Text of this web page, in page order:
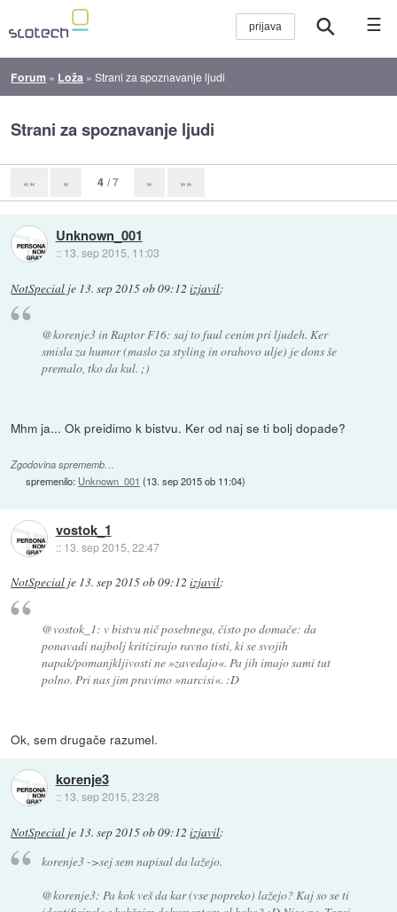
☰
Forum » Loža »Strani za spoznavanje ljudi
Strani za spoznavanje ljudi
«« « 4 / 7 » »»
Unknown_001
:: 13. sep 2015, 11:03
NotSpecial je 13. sep 2015 ob 09:12 izjavil:
@korenje3 in Raptor F16: saj to fuul cenim pri ljudeh. Ker
smisla za humor (maslo za styling in orahovo ulje) je dons še
premalo, tko da kul. ;)
Mhm ja... Ok preidimo k bistvu. Ker od naj se ti bolj dopade?
Zgodovina sprememb…
spremenilo: Unknown_001 (13. sep 2015 ob 11:04)
vostok_1
:: 13. sep 2015, 22:47
NotSpecial je 13. sep 2015 ob 09:12 izjavil:
@vostok_1: v bistvu nič posebnega, čisto po domače: da
ponavadi najbolj kritizirajo ravno tisti, ki se svojih
napak/pomanjkljivosti ne »zavedajo«. Pa jih imajo sami tut
polno. Pri nas jim pravimo »narcisi«. :D
Ok, sem drugače razumel.
korenje3
:: 13. sep 2015, 23:28
NotSpecial je 13. sep 2015 ob 09:12 izjavil:
korenje3 ->sej sem napisal da lažejo.
@korenje3: Pa kok veš da kar (vse popreko) lažejo? Kaj so se ti